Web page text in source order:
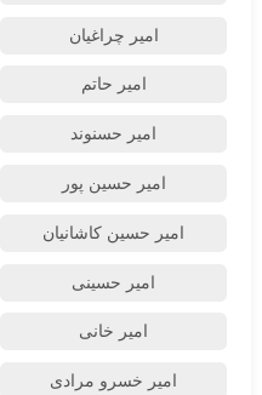
امیر چراغیان
امیر حاتم
امیر حسنوند
امیر حسین پور
امیر حسین کاشانیان
امیر حسینی
امیر خانی
امیر خسرو مرادی